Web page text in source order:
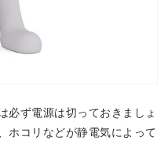
必ず電源は切っておきましょ
ホコリなどが静電気によって